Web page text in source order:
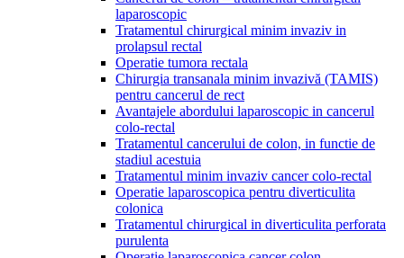
laparoscopic
Tratamentul chirurgical minim invaziv in
prolapsul rectal
Operatie tumora rectala
Chirurgia transanala minim invazivă (TAMIS)
pentru cancerul de rect
Avantajele abordului laparoscopic in cancerul
colo-rectal
Tratamentul cancerului de colon, in functie de
stadiul acestuia
Tratamentul minim invaziv cancer colo-rectal
Operatie laparoscopica pentru diverticulita
colonica
Tratamentul chirurgical in diverticulita perforata
purulenta